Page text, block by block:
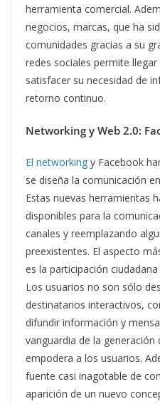
herramienta comercial.
negocios, marcas, que ha
comunidades gracias a su
redes sociales permite
satisfacer su necesidad de
retorno continuo.
Networking y Web 2.0:
El networking y Facebook
se diseña la comunicación
Estas nuevas herramientas
disponibles para la
canales y reemplazando
preexistentes. El aspecto
es la participación
Los usuarios no son sólo
destinatarios interactivos,
difundir información y
vanguardia de la generación
empodera a los usuarios.
fuente casi inagotable de
aparición de un nuevo